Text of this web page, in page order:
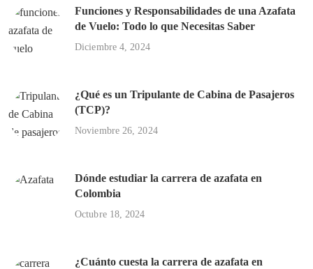
Funciones y Responsabilidades de una Azafata
de Vuelo: Todo lo que Necesitas Saber
Diciembre 4, 2024
¿Qué es un Tripulante de Cabina de Pasajeros
(TCP)?
Noviembre 26, 2024
Dónde estudiar la carrera de azafata en
Colombia
Octubre 18, 2024
¿Cuánto cuesta la carrera de azafata en